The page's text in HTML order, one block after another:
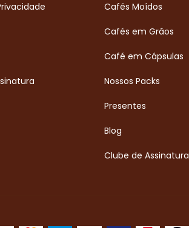
Cafés Moídos
Cafés em Grãos
Café em Cápsulas
Nossos Packs
Presentes
Blog
Clube de Assinatura